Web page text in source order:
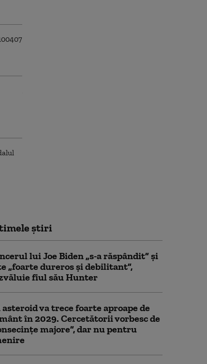
știri
lui Joe Biden „s-a răspândit” şi
„foarte dureros și debilitant”,
fiul său Hunter
asteroid va trece foarte aproape de
în 2029. Cercetătorii vorbesc de
majore”, dar nu pentru